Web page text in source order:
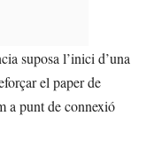
suposa l’inici d’una
el paper de
a punt de connexió